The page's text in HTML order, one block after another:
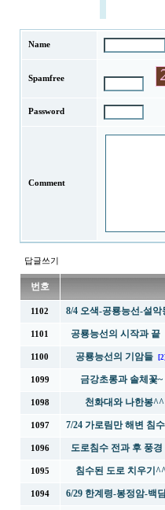
Name
Spamfree
Password
Comment
답글쓰기
번호
1102 8/4 오색-공룡능선-설악
1101 공룡능선의 시작과 끝
1100 공룡능선의 기암들 [2]
1099 금강초롱과 솔체꽃~
1098 천화대와 나한봉^^
1097 7/24 가로림만 해변 침
1096 도로침수 전과 후 풍경
1095 침수된 도로 치우기
1094 6/29 한계령-봉정암-백